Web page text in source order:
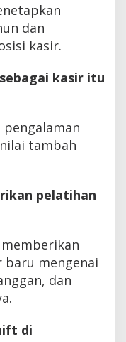
dan
kasir.
kasir itu
tambah
pelatihan
mengenai
dan
di